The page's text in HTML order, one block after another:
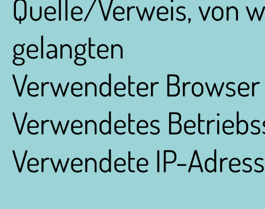
Quelle/Verweis, von
gelangten
Verwendeter Browser
Verwendetes
Verwendete IP-